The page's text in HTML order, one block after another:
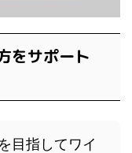
をサポート
目指してワイ